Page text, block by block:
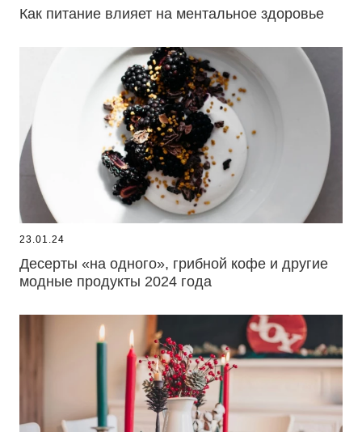
Как питание влияет на ментальное здоровье
23.01.24
Десерты «на одного», грибной кофе и другие
модные продукты 2024 года